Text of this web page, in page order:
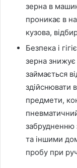
зерна в
проникає в
кузова,
Безпека і
зерна
займається
здійснювати
предмети,
забрудненню
та іншими
пробу при